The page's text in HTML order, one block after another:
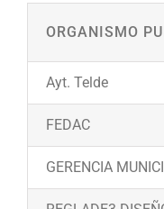
ORGANISMO
Ayt. Telde
FEDAC
GERENCIA